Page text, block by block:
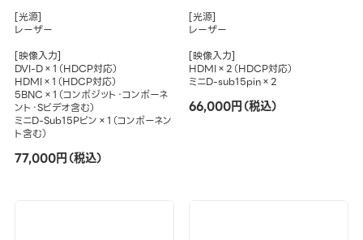
[光源]
レーザー
[映像入力]
DVI-D×1（HDCP対応）
HDMI×1（HDCP対応）
5BNC×1（コンポジット・コンポーネ
ント・Sビデオ含む）
ミニD-Sub15Pピン×1（コンポーネン
ト含む）
77,000円（税込）
[光源]
レーザー
[映像入力]
HDMI×2（HDCP対応）
ミニD-sub15pin×2
66,000円（税込）